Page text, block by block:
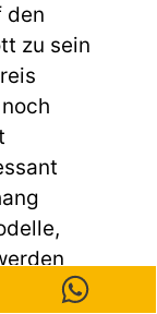
den
zu sein